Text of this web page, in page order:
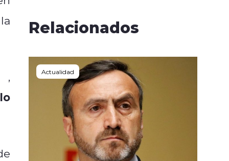
,
Relacionados
Actualidad